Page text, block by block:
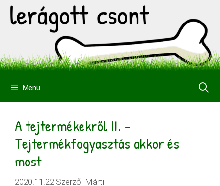
Kilépés
Menü
A tejtermékekről II. –
Tejtermékfogyasztás akkor és
most
2020.11.22 Szerző: Márti